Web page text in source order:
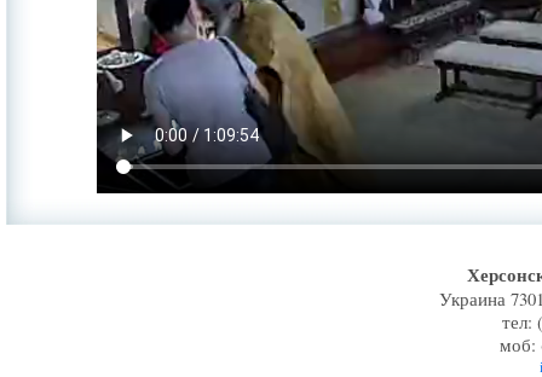
Украина
тел:
моб: